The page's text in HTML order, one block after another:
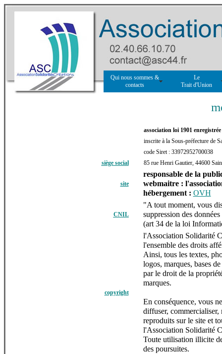
Qui nous sommes &
contacts
Le
Trait d'Union
association loi 1901
inscrite à la Sous-préfecture de
code Siret : 33972952700038
siège social
85 rue Henri Gautier, 44600
site
responsable de la
webmaitre :
hébergement : OVH
CNIL
"A tout moment, vous
suppression des
(art 34 de la loi
copyright
l'Association Solidarité
l'ensemble des droits
Ainsi, tous les textes,
logos, marques, bases
par le droit de la
marques.
En conséquence, vous
diffuser, commercialiser,
reproduits sur le site et
l'Association Solidarité
Toute utilisation illicite
des poursuites.